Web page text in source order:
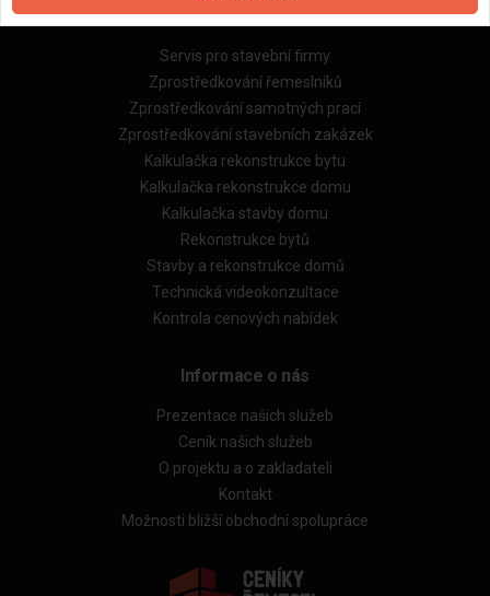
Naše služby
Servis pro stavební firmy
Zprostředkování řemeslníků
Zprostředkování samotných prací
Zprostředkování stavebních zakázek
Kalkulačka rekonstrukce bytu
Kalkulačka rekonstrukce domu
Kalkulačka stavby domu
Rekonstrukce bytů
Stavby a rekonstrukce domů
Technická videokonzultace
Kontrola cenových nabídek
Informace o nás
Prezentace našich služeb
Ceník našich služeb
O projektu a o zakladateli
Kontakt
Možnosti bližší obchodní spolupráce